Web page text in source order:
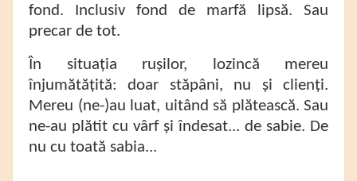
fond. Inclusiv fond de marfă lipsă. Sau
precar de tot.
În situația rușilor, lozincă mereu
înjumătățită: doar stăpâni, nu și clienți.
Mereu (ne-)au luat, uitând să plătească. Sau
ne-au plătit cu vârf și îndesat... de sabie. De
nu cu toată sabia...